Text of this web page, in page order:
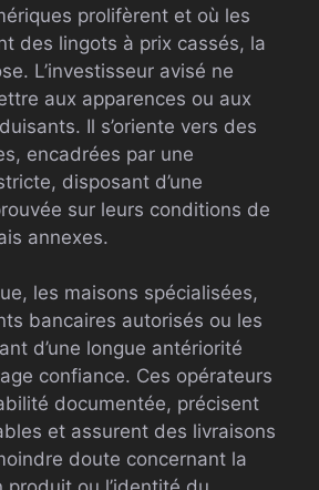
prolifèrent et où les
des lingots à prix cassés, la
L’investisseur avisé ne
aux apparences ou aux
Il s’oriente vers des
encadrées par une
disposant d’une
sur leurs conditions de
annexes.
les maisons spécialisées,
bancaires autorisés ou les
d’une longue antériorité
confiance. Ces opérateurs
documentée, précisent
et assurent des livraisons
doute concernant la